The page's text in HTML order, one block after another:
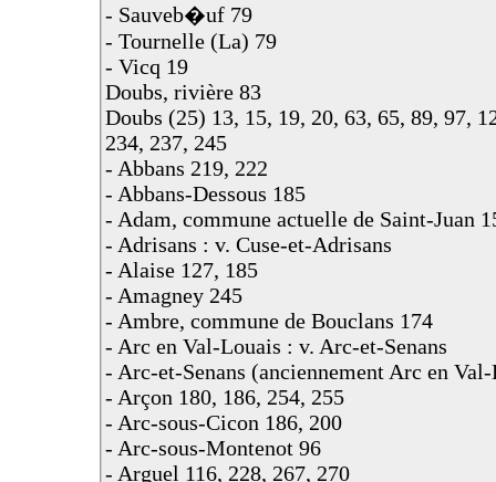
- Sauveb�uf 79
- Tournelle (La) 79
- Vicq 19
Doubs, rivière 83
Doubs (25) 13, 15, 19, 20, 63, 65, 89, 97,
234, 237, 245
- Abbans 219, 222
- Abbans-Dessous 185
- Adam, commune actuelle de Saint-Juan
- Adrisans : v. Cuse-et-Adrisans
- Alaise 127, 185
- Amagney 245
- Ambre, commune de Bouclans 174
- Arc en Val-Louais : v. Arc-et-Senans
- Arc-et-Senans (anciennement Arc en
- Arçon 180, 186, 254, 255
- Arc-sous-Cicon 186, 200
- Arc-sous-Montenot 96
- Arguel 116, 228, 267, 270